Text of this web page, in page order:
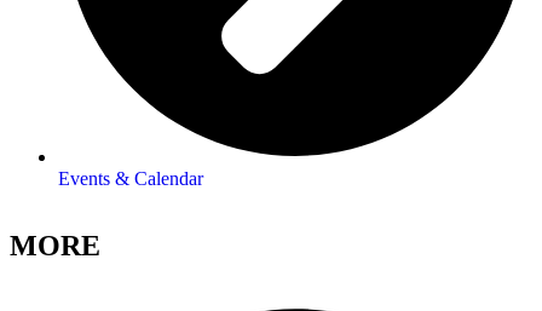
Events & Calendar
MORE